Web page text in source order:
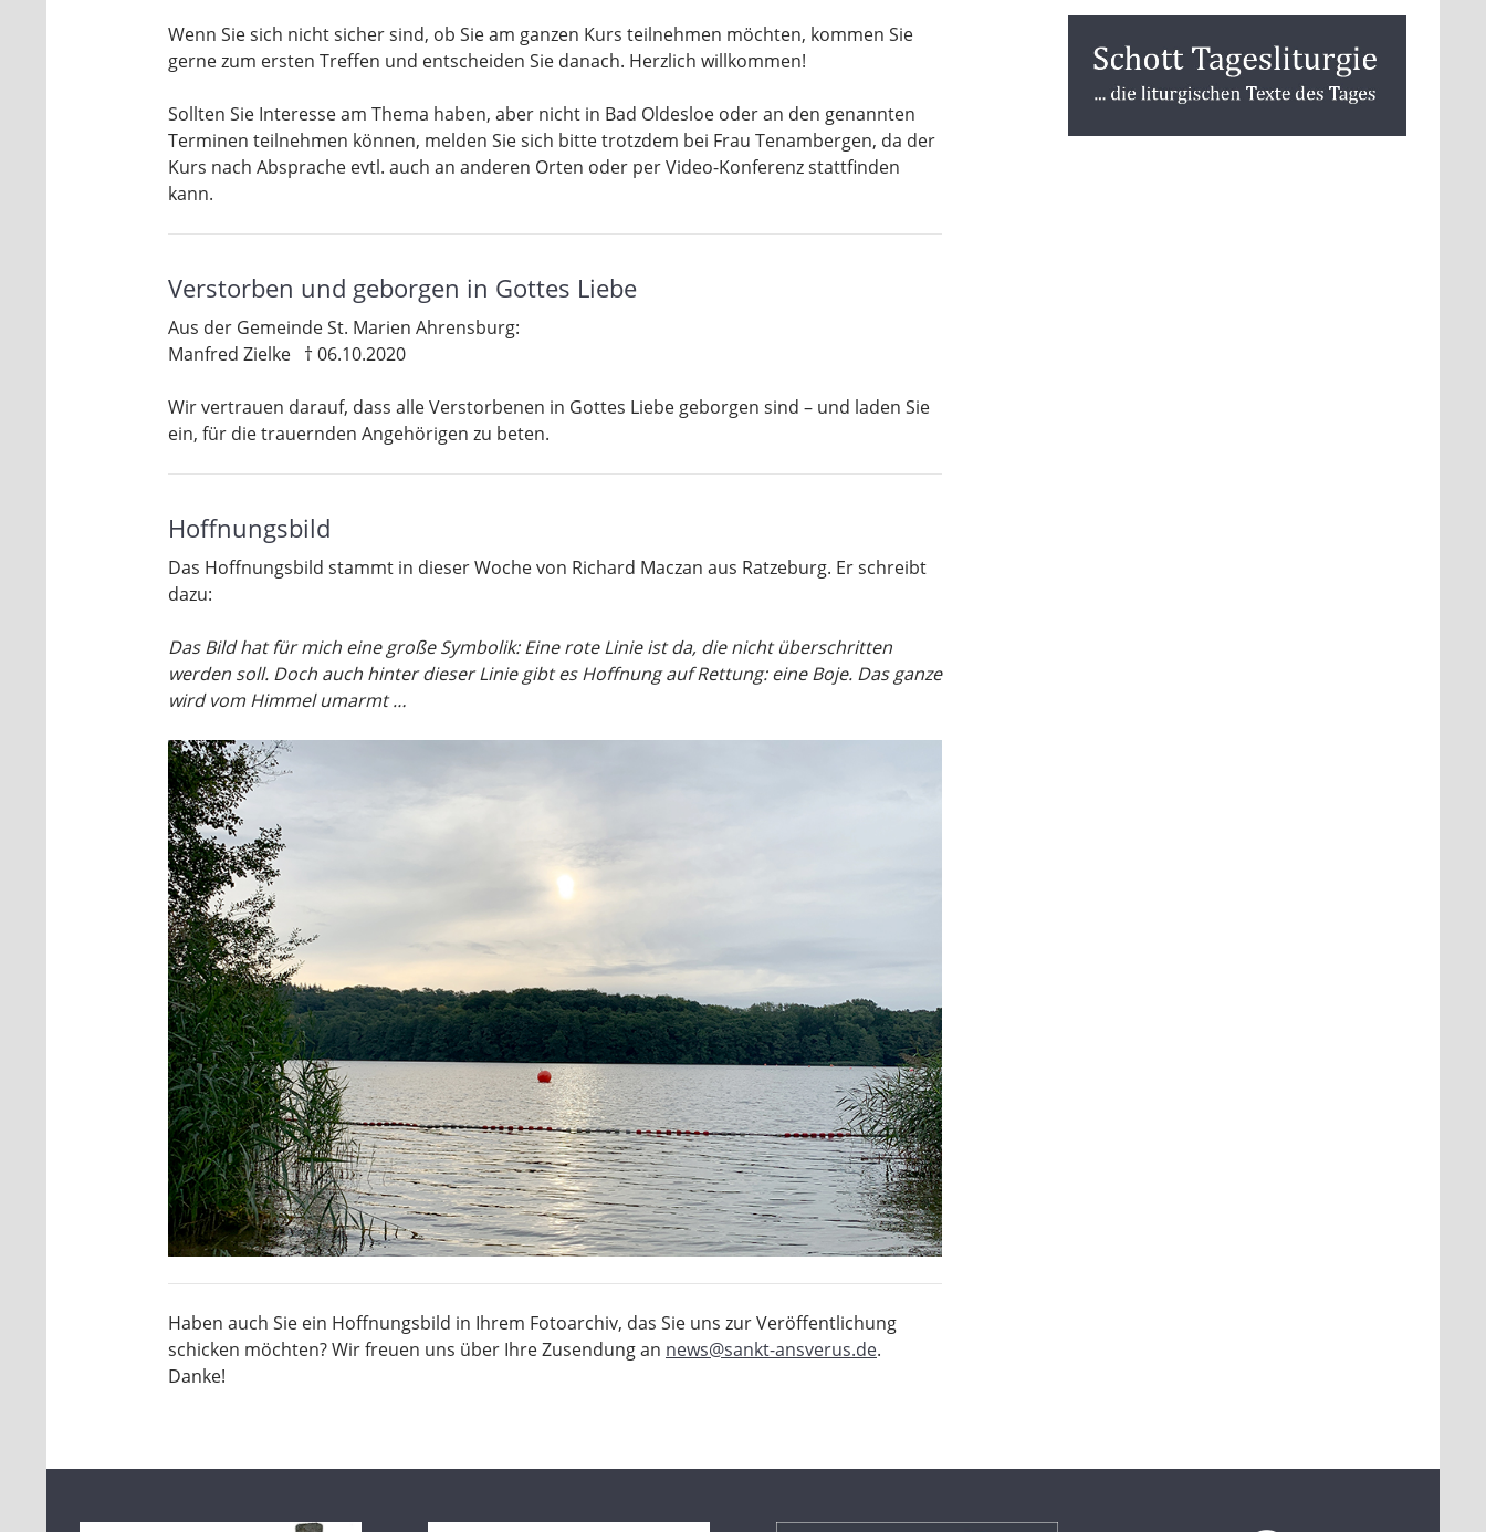
Wenn Sie sich nicht sicher sind, ob Sie am ganzen Kurs teilnehmen möchten, kommen Sie
gerne zum ersten Treffen und entscheiden Sie danach. Herzlich willkommen!
Sollten Sie Interesse am Thema haben, aber nicht in Bad Oldesloe oder an den genannten
Terminen teilnehmen können, melden Sie sich bitte trotzdem bei Frau Tenambergen, da der
Kurs nach Absprache evtl. auch an anderen Orten oder per Video-Konferenz stattfinden
kann.
Verstorben und geborgen in Gottes Liebe
Aus der Gemeinde St. Marien Ahrensburg:
Manfred Zielke † 06.10.2020
Wir vertrauen darauf, dass alle Verstorbenen in Gottes Liebe geborgen sind – und laden Sie
ein, für die trauernden Angehörigen zu beten.
Hoffnungsbild
Das Hoffnungsbild stammt in dieser Woche von Richard Maczan aus Ratzeburg. Er schreibt
dazu:
Das Bild hat für mich eine große Symbolik: Eine rote Linie ist da, die nicht überschritten
werden soll. Doch auch hinter dieser Linie gibt es Hoffnung auf Rettung: eine Boje. Das ganze
wird vom Himmel umarmt …
Haben auch Sie ein Hoffnungsbild in Ihrem Fotoarchiv, das Sie uns zur Veröffentlichung
schicken möchten? Wir freuen uns über Ihre Zusendung an news@sankt-ansverus.de.
Danke!